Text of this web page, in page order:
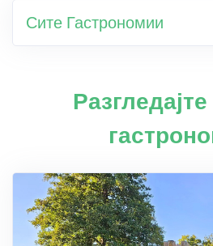
Сите Гастрономии